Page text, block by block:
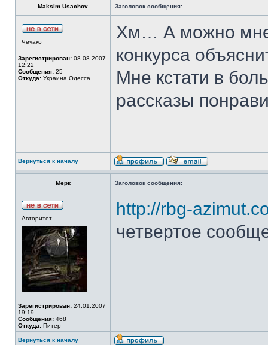
Maksim Usachov Заголовок сообщения:
Чечако
Зарегистрирован: 08.08.2007
12:22
Сообщения: 25
Откуда: Украина,Одесса
Хм… А можно мне
конкурса
Мне кстати в
рассказы
Вернуться к началу
Мёрк Заголовок сообщения:
Авторитет
Зарегистрирован: 24.01.2007
19:19
Сообщения: 468
Откуда: Питер
http://rbg-
четвертое
Вернуться к началу